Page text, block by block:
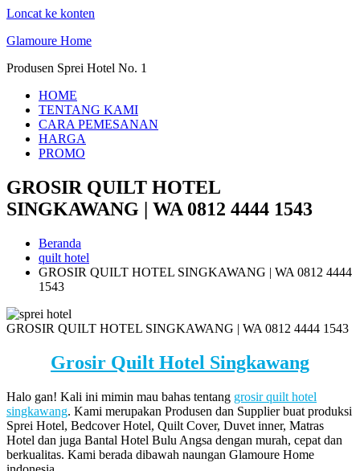
Loncat ke konten
Glamoure Home
Produsen Sprei Hotel No. 1
HOME
TENTANG KAMI
CARA PEMESANAN
HARGA
PROMO
GROSIR QUILT HOTEL
SINGKAWANG | WA 0812 4444 1543
Beranda
quilt hotel
GROSIR QUILT HOTEL SINGKAWANG | WA 0812 4444
1543
GROSIR QUILT HOTEL SINGKAWANG | WA 0812 4444 1543
Grosir Quilt Hotel Singkawang
Halo gan! Kali ini mimin mau bahas tentang grosir quilt hotel
singkawang. Kami merupakan Produsen dan Supplier buat produksi
Sprei Hotel, Bedcover Hotel, Quilt Cover, Duvet inner, Matras
Hotel dan juga Bantal Hotel Bulu Angsa dengan murah, cepat dan
berkualitas. Kami berada dibawah naungan Glamoure Home